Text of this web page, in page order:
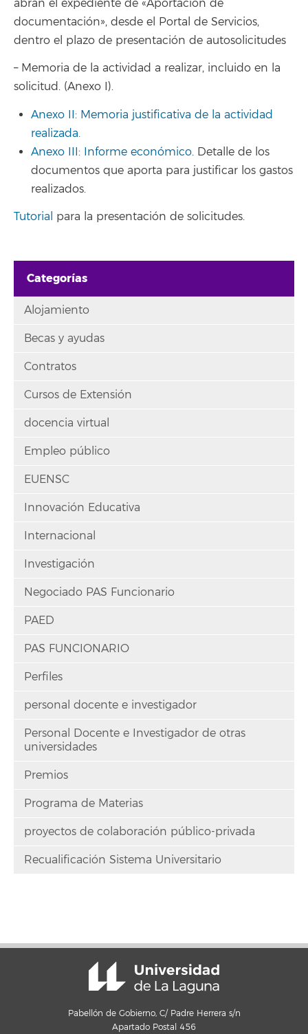
abran el expediente de «Aportación de
documentación», desde el Portal de Servicios,
dentro el plazo de presentación de autosolicitudes
– Memoria de la actividad a realizar, incluido en la
solicitud. (Anexo I).
Anexo II: Memoria justificativa de la actividad
realizada.
Anexo III: Informe económico. Detalle de los
documentos que aporta para justificar los gastos
realizados.
Tutorial para la presentación de solicitudes.
Categorías
Alojamiento
Becas y ayudas
Contratos
Cursos de Extensión
docencia virtual
Empleo público
EUENSC
Innovación Educativa
Internacional
Investigación
Negociado PAS Funcionario
PAED
PAS FUNCIONARIO
Perfiles
personal docente e investigador
Personal Docente e Investigador de otras
universidades
Premios
Programa de Materias
proyectos de colaboración público-privada
Recualificación Sistema Universitario
Pabellón de Gobierno, C/ Padre Herrera s/n
Apartado Postal 456